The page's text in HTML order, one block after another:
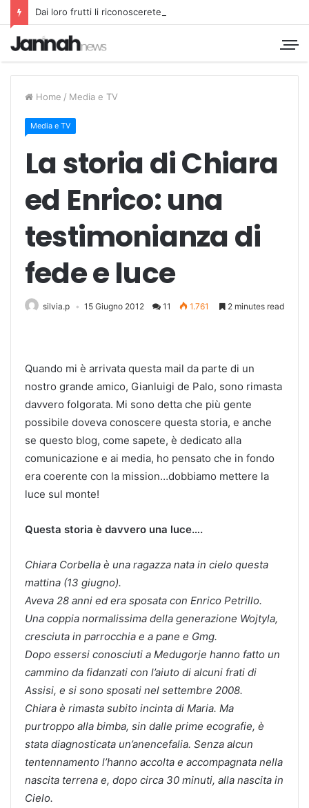
Dai loro frutti li riconoscerete
Home / Media e TV
Media e TV
La storia di Chiara
ed Enrico: una
testimonianza di
fede e luce
silvia.p 15 Giugno 2012 11 1.761 2 minutes read
Quando mi è arrivata questa mail da parte di un
nostro grande amico, Gianluigi de Palo, sono rimasta
davvero folgorata. Mi sono detta che più gente
possibile doveva conoscere questa storia, e anche
se questo blog, come sapete, è dedicato alla
comunicazione e ai media, ho pensato che in fondo
era coerente con la mission…dobbiamo mettere la
luce sul monte!
Questa storia è davvero una luce….
Chiara Corbella è una ragazza nata in cielo questa
mattina (13 giugno).
Aveva 28 anni ed era sposata con Enrico Petrillo.
Una coppia normalissima della generazione Wojtyla,
cresciuta in parrocchia e a pane e Gmg.
Dopo essersi conosciuti a Medugorje hanno fatto un
cammino da fidanzati con l’aiuto di alcuni frati di
Assisi, e si sono sposati nel settembre 2008.
Chiara è rimasta subito incinta di Maria. Ma
purtroppo alla bimba, sin dalle prime ecografie, è
stata diagnosticata un’anencefalia. Senza alcun
tentennamento l’hanno accolta e accompagnata nella
nascita terrena e, dopo circa 30 minuti, alla nascita in
Cielo.